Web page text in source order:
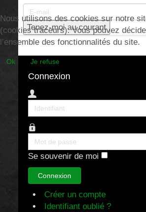
Connexion
Identifiant
Mot
de
Se souvenir de moi
Connexion
Créer un compte
Identifiant oublié ?
Nous utilisons des cookies sur notre
(cookies traceurs). Vous pouvez
l’ensemble des fonctionnalités du site.
Ok Je refuse